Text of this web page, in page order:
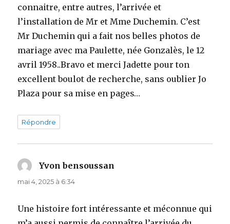
connaitre, entre autres, l’arrivée et
l’installation de Mr et Mme Duchemin. C’est
Mr Duchemin qui a fait nos belles photos de
mariage avec ma Paulette, née Gonzalès, le 12
avril 1958..Bravo et merci Jadette pour ton
excellent boulot de recherche, sans oublier Jo
Plaza pour sa mise en pages…
Répondre
Yvon bensoussan
mai 4, 2025 à 6:34
Une histoire fort intéressante et méconnue qui